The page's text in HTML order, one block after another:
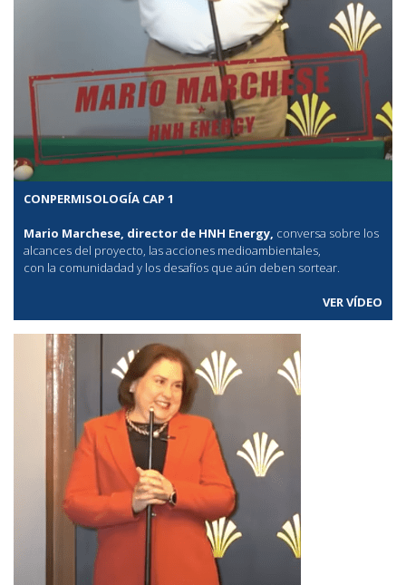
CONPERMISOLOGÍA CAP 1
Mario Marchese, director de HNH Energy, conversa sobre los
alcances del proyecto, las acciones medioambientales,
con la comunidadad y los desafíos que aún deben sortear.
VER VÍDEO